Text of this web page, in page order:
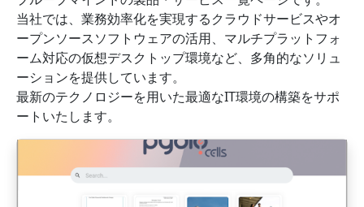
当社では、業務効率化を実現するクラウドサービスやオ
ープンソースソフトウェアの活用、マルチプラットフォ
ーム対応の仮想デスクトップ環境など、多角的なソリュ
ーションを提供しています。
最新のテクノロジーを用いた最適なIT環境の構築をサポ
ートいたします。